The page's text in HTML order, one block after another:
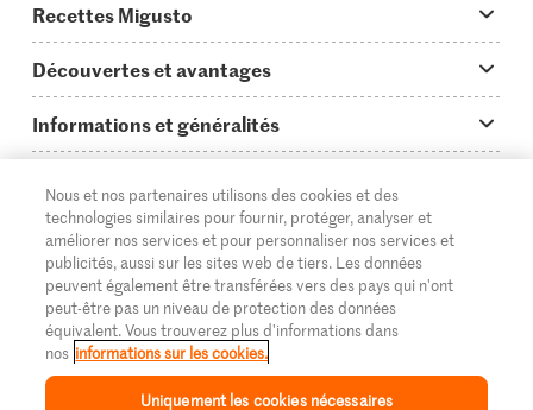
Recettes Migusto
Idées de menus
Plats principaux
Simple & vite prêt
Apéritif
Préparations au four
Enfants & famille
Toutes les recettes
Découvertes et avantages
On en parle...
Tutoriels
Glossaire des ingrédients
Login Migusto
Magazine Migusto
Informations et généralités
Questions concernant Migusto
Cuisiner avec Migusto
Service clientèle & contact
Publicité
Impressum
Supermarché
Migros Online
À propos de Migros
Magasins
© 2026 La Fédération des coopératives Migros
DE FR IT
Nous et nos partenaires utilisons des cookies et des
technologies similaires pour fournir, protéger, analyser et
améliorer nos services et pour personnaliser nos services et
publicités, aussi sur les sites web de tiers. Les données
peuvent également être transférées vers des pays qui n'ont
peut-être pas un niveau de protection des données
équivalent. Vous trouverez plus d'informations dans
nos informations sur les cookies.
Uniquement les cookies nécessaires